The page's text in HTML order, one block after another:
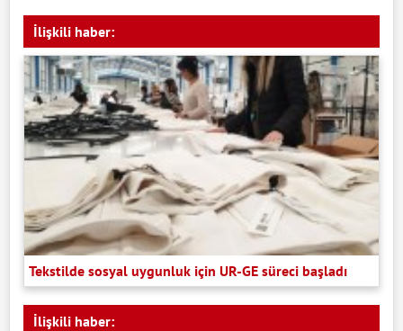
İlişkili haber:
Tekstilde sosyal uygunluk için UR-GE süreci başladı
İlişkili haber: